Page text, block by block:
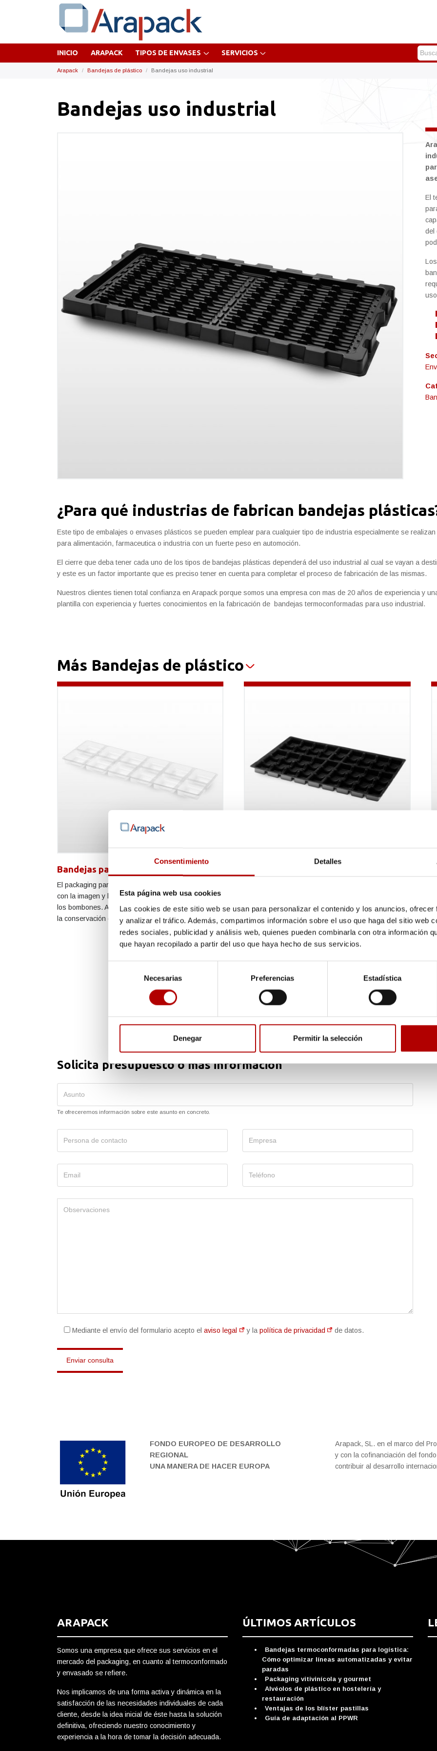
Consentimiento Detalles
Esta página web usa cookies
Las cookies de este sitio web se usan para personalizar el contenido y los anuncios,
y analizar el tráfico. Además, compartimos información sobre el uso que haga del sitio web
redes sociales, publicidad y análisis web, quienes pueden combinarla con otra información
que hayan recopilado a partir del uso que haya hecho de sus servicios.
consentimiento
Necesarias Preferencias Estadística
Denegar Permitir la selección
INICIO ARAPACK TIPOS DE ENVASES SERVICIOS
Arapack Bandejas de plástico Bandejas uso industrial
Bandejas uso industrial
El
del
¿Para qué industrias de fabrican bandejas
Este tipo de embalajes o envases plásticos se pueden emplear para cualquier tipo de industria especialmente se realizan
para alimentación, farmaceutica o industria con un fuerte peso en automoción.
El cierre que deba tener cada uno de los tipos de bandejas plásticas dependerá del uso industrial al cual se vayan a
y este es un factor importante que es preciso tener en cuenta para completar el proceso de fabricación de las mismas.
Nuestros clientes tienen total confianza en Arapack porque somos una empresa con mas de 20 años de experiencia y
plantilla con experiencia y fuertes conocimientos en la fabricación de bandejas termoconformadas para uso industrial.
Más Bandejas de plástico
Bandejas para bombones
El packaging para bombones, ha de estar alineado
con la imagen y lo que que se desea comunicar con
los bombones. Además ha de proteger y ayudar en
la conservación de los bombones.
diferentes elementos de forma individualizada y los
materiales con los que se realizan estas bandejas
para joyería han de ser sumamente respetuosos y
delicados.
Solicita presupuesto o más información
Te ofreceremos información sobre este asunto en concreto.
Mediante el envío del formulario acepto elaviso legal y la política de privacidad de datos.
FONDO EUROPEO DE DESARROLLO
REGIONAL
UNA MANERA DE HACER EUROPA
Arapack, SL. en el marco del
y con la cofinanciación del
contribuir al desarrollo
ARAPACK
Somos una empresa que ofrece sus servicios en el
mercado del packaging, en cuanto al termoconformado
y envasado se refiere.
Nos implicamos de una forma activa y dinámica en la
satisfacción de las necesidades individuales de cada
cliente, desde la idea inicial de éste hasta la solución
definitiva, ofreciendo nuestro conocimiento y
experiencia a la hora de tomar la decisión adecuada.
ÚLTIMOS ARTÍCULOS
Bandejas termoconformadas para logística:
Cómo optimizar líneas automatizadas y evitar
paradas
Packaging vitivinícola y gourmet
Alvéolos de plástico en hostelería y
restauración
Ventajas de los blíster pastillas
Guía de adaptación al PPWR